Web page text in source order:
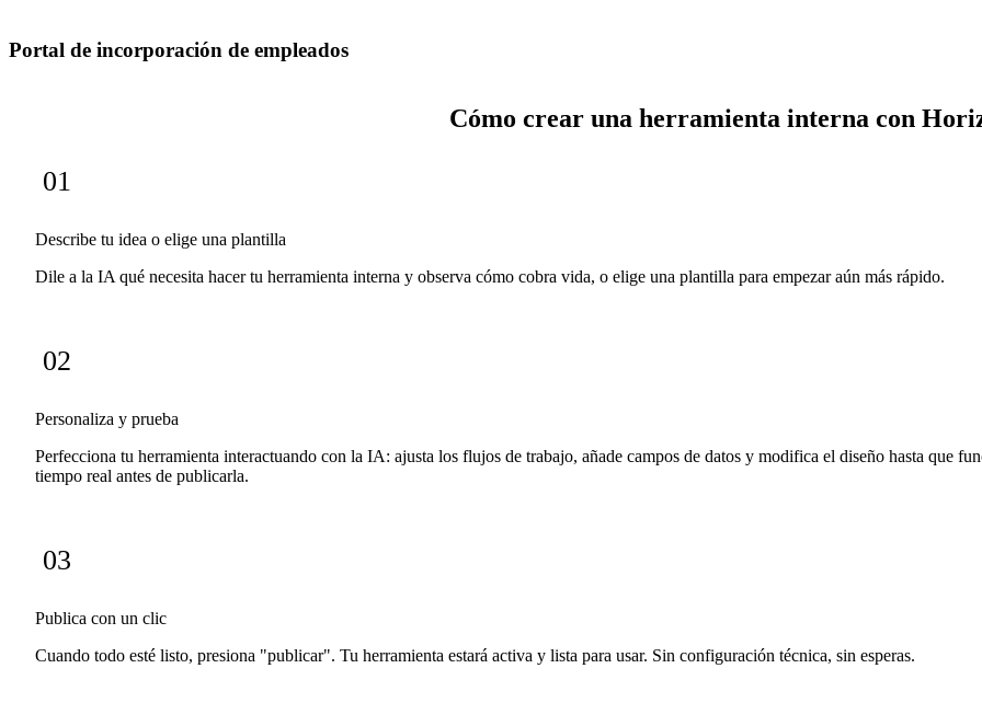
Portal de incorporación de empleados
Cómo crear una herramienta interna con
01
Describe tu idea o elige una plantilla
Dile a la IA qué necesita hacer tu herramienta interna y observa cómo cobra vida, o elige una plantilla para empezar aún más rápido.
02
Personaliza y prueba
Perfecciona tu herramienta interactuando con la IA: ajusta los flujos de trabajo, añade campos de datos y modifica el diseño hasta que
tiempo real antes de publicarla.
03
Publica con un clic
Cuando todo esté listo, presiona "publicar". Tu herramienta estará activa y lista para usar. Sin configuración técnica, sin esperas.